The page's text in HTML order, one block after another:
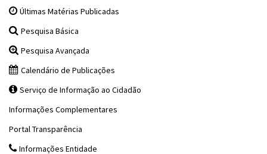
Últimas Matérias Publicadas
Pesquisa Básica
Pesquisa Avançada
Calendário de Publicações
Serviço de Informação ao Cidadão
Informações Complementares
Portal Transparência
Informações Entidade